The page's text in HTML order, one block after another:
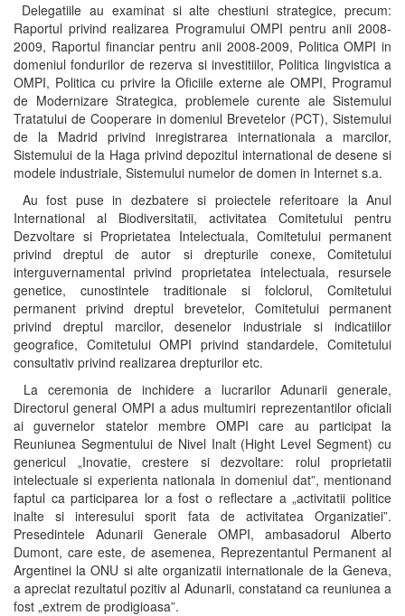
Delegatiile au examinat si alte chestiuni strategice, precum:
Raportul privind realizarea Programului OMPI pentru anii 2008-
2009, Raportul financiar pentru anii 2008-2009, Politica OMPI in
domeniul fondurilor de rezerva si investitiilor, Politica lingvistica a
OMPI, Politica cu privire la Oficiile externe ale OMPI, Programul
de Modernizare Strategica, problemele curente ale Sistemului
Tratatului de Cooperare in domeniul Brevetelor (PCT), Sistemului
de la Madrid privind inregistrarea internationala a marcilor,
Sistemului de la Haga privind depozitul international de desene si
modele industriale, Sistemului numelor de domen in Internet s.a.
Au fost puse in dezbatere si proiectele referitoare la Anul
International al Biodiversitatii, activitatea Comitetului pentru
Dezvoltare si Proprietatea Intelectuala, Comitetului permanent
privind dreptul de autor si drepturile conexe, Comitetului
interguvernamental privind proprietatea intelectuala, resursele
genetice, cunostintele traditionale si folclorul, Comitetului
permanent privind dreptul brevetelor, Comitetului permanent
privind dreptul marcilor, desenelor industriale si indicatiilor
geografice, Comitetului OMPI privind standardele, Comitetului
consultativ privind realizarea drepturilor etc.
La ceremonia de inchidere a lucrarilor Adunarii generale,
Directorul general OMPI a adus multumiri reprezentantilor oficiali
ai guvernelor statelor membre OMPI care au participat la
Reuniunea Segmentului de Nivel Inalt (Hight Level Segment) cu
genericul „Inovatie, crestere si dezvoltare: rolul proprietatii
intelectuale si experienta nationala in domeniul dat”, mentionand
faptul ca participarea lor a fost o reflectare a „activitatii politice
inalte si interesului sporit fata de activitatea Organizatiei”.
Presedintele Adunarii Generale OMPI, ambasadorul Alberto
Dumont, care este, de asemenea, Reprezentantul Permanent al
Argentinei la ONU si alte organizatii internationale de la Geneva,
a apreciat rezultatul pozitiv al Adunarii, constatand ca reuniunea a
fost „extrem de prodigioasa”.